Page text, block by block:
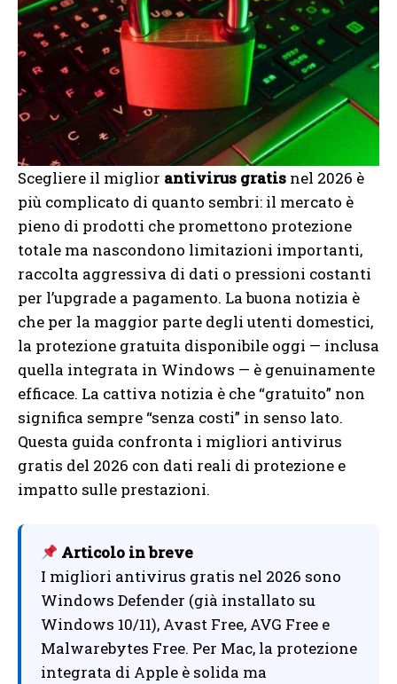
Scegliere il miglior antivirus gratis nel 2026 è
più complicato di quanto sembri: il mercato è
pieno di prodotti che promettono protezione
totale ma nascondono limitazioni importanti,
raccolta aggressiva di dati o pressioni costanti
per l’upgrade a pagamento. La buona notizia è
che per la maggior parte degli utenti domestici,
la protezione gratuita disponibile oggi — inclusa
quella integrata in Windows — è genuinamente
efficace. La cattiva notizia è che “gratuito” non
significa sempre “senza costi” in senso lato.
Questa guida confronta i migliori antivirus
gratis del 2026 con dati reali di protezione e
impatto sulle prestazioni.
Articolo in breve
I migliori antivirus gratis nel 2026 sono
Windows Defender (già installato su
Windows 10/11), Avast Free, AVG Free e
Malwarebytes Free. Per Mac, la protezione
integrata di Apple è solida ma